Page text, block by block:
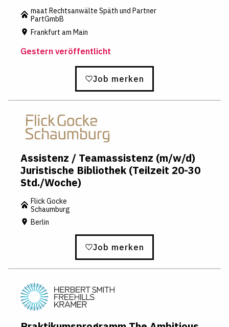
maat Rechtsanwälte Späth und Partner
PartGmbB
Frankfurt am Main
Gestern veröffentlicht
Job merken
Assistenz / Teamassistenz (m/w/d)
Juristische Bibliothek (Teilzeit 20-30
Std./Woche)
Flick Gocke
Schaumburg
Berlin
Job merken